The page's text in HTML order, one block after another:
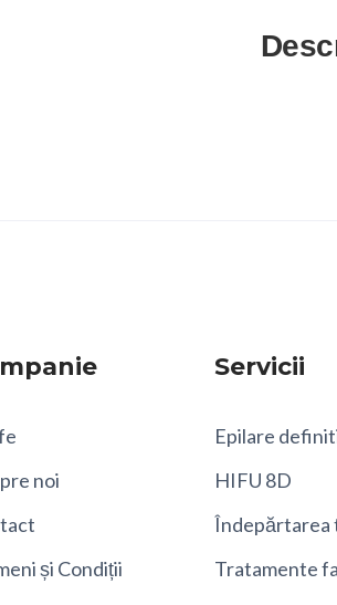
noi
și Condiții
Servicii
Epilare
HIFU 8D
Îndepărtarea
Tratamente